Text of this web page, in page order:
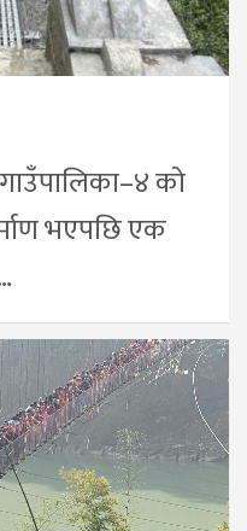
गाउँपालिका–४ को
भएपछि एक